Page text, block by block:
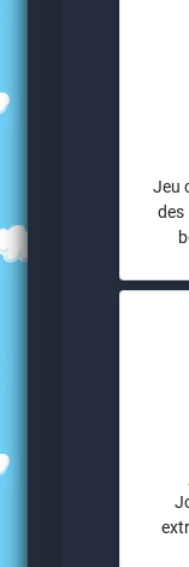
Jeu
des